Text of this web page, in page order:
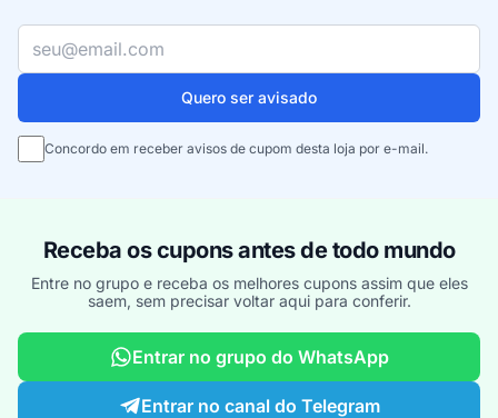
Seu e-mail
Quero ser avisado
Concordo em receber avisos de cupom desta loja por e-mail.
Receba os cupons antes de todo mundo
Entre no grupo e receba os melhores cupons assim que eles
saem, sem precisar voltar aqui para conferir.
Entrar no grupo do WhatsApp
Entrar no canal do Telegram